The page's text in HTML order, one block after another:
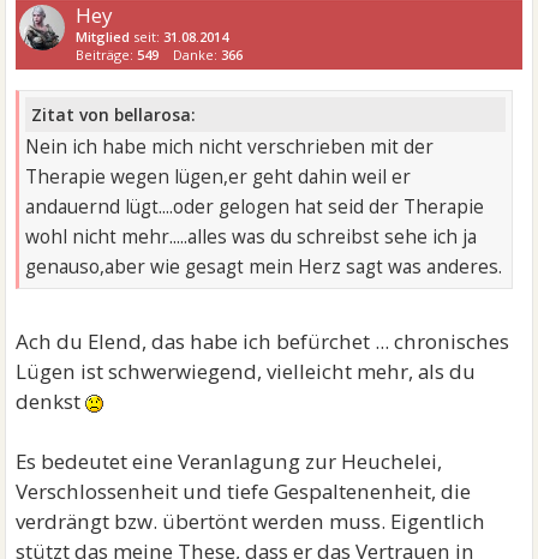
Hey
Mitglied seit:31.08.2014
Beiträge:549 Danke:366
Zitat von bellarosa:
Nein ich habe mich nicht verschrieben mit der
Therapie wegen lügen,er geht dahin weil er
andauernd lügt....oder gelogen hat seid der Therapie
wohl nicht mehr.....alles was du schreibst sehe ich ja
genauso,aber wie gesagt mein Herz sagt was anderes.
Ach du Elend, das habe ich befürchet ... chronisches
Lügen ist schwerwiegend, vielleicht mehr, als du
denkst
Es bedeutet eine Veranlagung zur Heuchelei,
Verschlossenheit und tiefe Gespaltenenheit, die
verdrängt bzw. übertönt werden muss. Eigentlich
stützt das meine These, dass er das Vertrauen in